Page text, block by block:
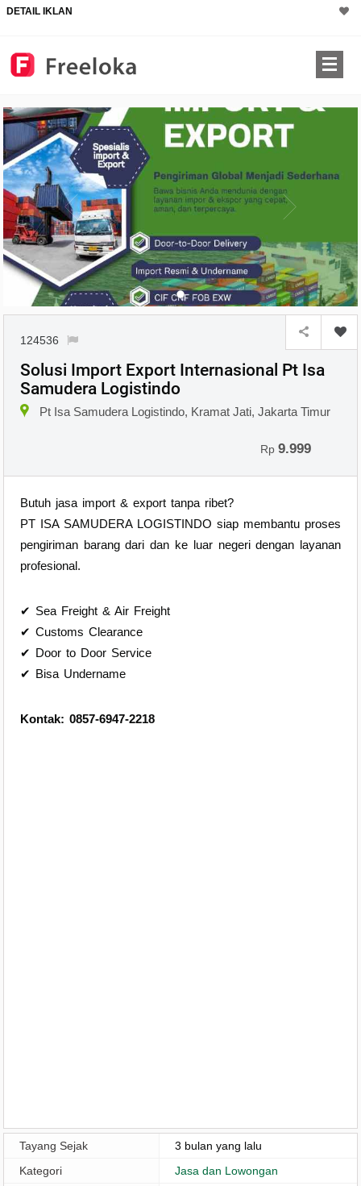
DETAIL IKLAN
124536
Solusi Import Export Internasional Pt Isa
Samudera Logistindo
Pt Isa Samudera Logistindo, Kramat Jati, Jakarta Timur
Rp9.999
Butuh jasa import & export tanpa ribet?
PT ISA SAMUDERA LOGISTINDO siap membantu proses
pengiriman barang dari dan ke luar negeri dengan layanan
profesional.
✔ Sea Freight & Air Freight
✔ Customs Clearance
✔ Door to Door Service
✔ Bisa Undername
Kontak: 0857-6947-2218
Tayang Sejak
3 bulan yang lalu
Kategori
Jasa dan Lowongan